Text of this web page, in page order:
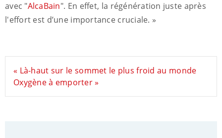
avec "AlcaBain". En effet, la régénération juste après
l'effort est d’une importance cruciale. »
« Là-haut sur le sommet le plus froid au monde
Oxygène à emporter »